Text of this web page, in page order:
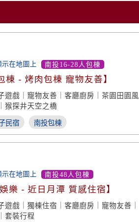
示在地圖上 南投16-28人包棟
棟 - 烤肉包棟 寵物友善】
遊戲｜寵物友善｜客廳廚房｜茶園田園風
猴探井天空之橋
民宿 南投包棟
示在地圖上 南投48人包棟
樂 - 近日月潭 質感住宿】
遊戲｜獨棟住宿｜客廳廚房｜寵物友善｜
套裝行程